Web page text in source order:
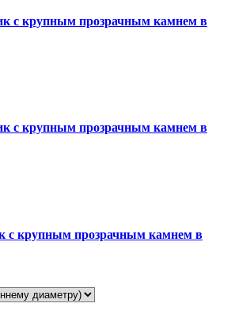
с крупным прозрачным камнем в
с крупным прозрачным камнем в
с крупным прозрачным камнем в